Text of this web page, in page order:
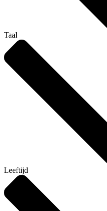
Taal
Leeftijd